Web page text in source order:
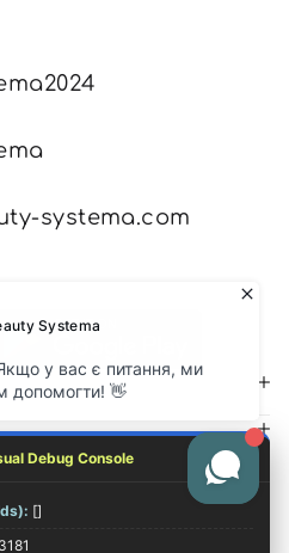
systema.com
захищені
Debug Console
[]